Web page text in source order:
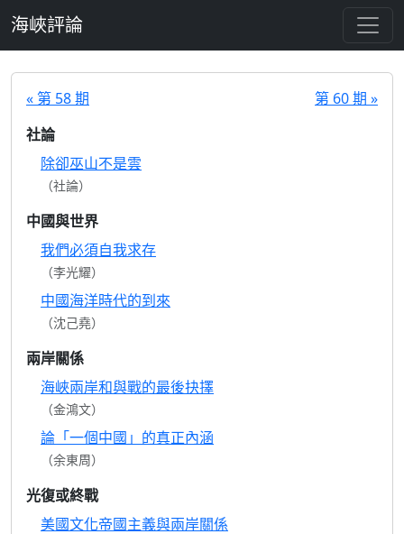
海峽評論
« 第 58 期
第 60 期 »
社論
除卻巫山不是雲
（社論）
中國與世界
我們必須自我求存
（李光耀）
中國海洋時代的到來
（沈己堯）
兩岸關係
海峽兩岸和與戰的最後抉擇
（金鴻文）
論「一個中國」的真正內涵
（余東周）
光復或終戰
美國文化帝國主義與兩岸關係